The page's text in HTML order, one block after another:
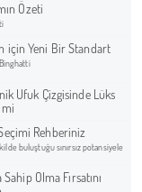
Özeti
için Yeni Bir Standart
Ufuk Çizgisinde Lüks
Rehberiniz
buluştuğu sınırsız potansiyele
Olma Fırsatını